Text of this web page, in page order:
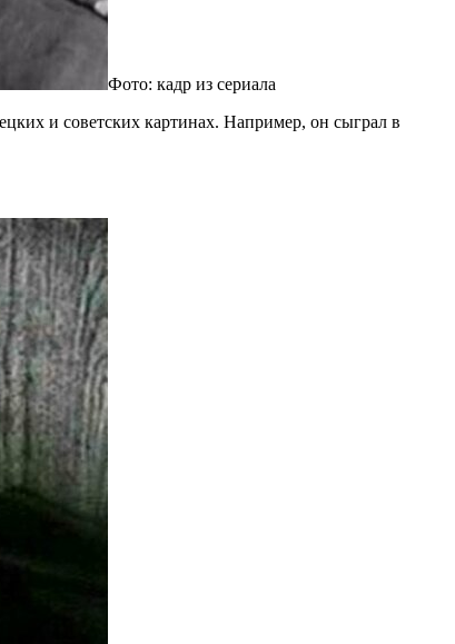
Фото: кадр из сериала
и советских картинах. Например, он сыграл в